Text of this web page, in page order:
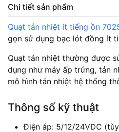
Chi tiết sản phẩm
Quạt tản nhiệt ít tiếng ồn
gọn sử dụng bạc lót đồng ít
Quạt tản nhiệt thường được
dụng như máy ấp trứng, tản
mô hình tản nhiệt hệ thống
Thông số kỹ thuật
Điện áp: 5/12/24VDC